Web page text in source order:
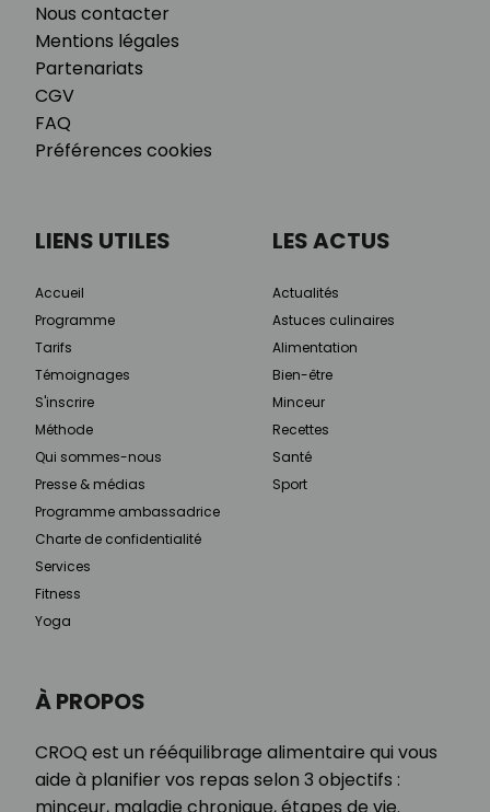
Nous contacter
Mentions légales
Partenariats
CGV
FAQ
Préférences cookies
À PROPOS
CROQ est un rééquilibrage alimentaire qui vous
aide à planifier vos repas selon 3 objectifs :
LIENS UTILES
Accueil
Programme
Tarifs
Témoignages
S'inscrire
Méthode
Qui sommes-nous
Presse & médias
Programme ambassadrice
Charte de confidentialité
Services
Fitness
Yoga
LES ACTUS
Actualités
Astuces culinaires
Alimentation
Bien-être
Minceur
Recettes
Santé
Sport